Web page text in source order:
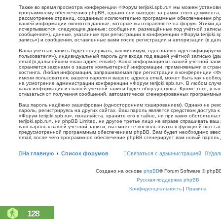
Также во время просмотра конференции «Форум terijoki.spb.ru» мы можем
программному обеспечению phpBB, однако они выходят за рамки этого документа,
рассмотрение страниц, созданных исключительно программным обеспечением
вашей информации являются данные, которые вы отправляете на форум. Этими
исчерпываются, следующие данные: сообщения, размещённые под учётной
сообщения»), данные, указанные при регистрации в конференции «Форум
запись») и сообщения, оставленные вами после регистрации и авторизации (в
Ваша учётная запись будет содержать, как минимум, однозначно
пользователя»), индивидуальный пароль для входа под вашей учётной записью
email (в дальнейшем «ваш адрес email»). Ваша информация из вашей учётной
охраняется законами о защите компьютерной информации, применяемыми в
хостинга. Любая информация, запрашиваемая при регистрации в конференции
имени пользователя, вашего пароля и вашего адреса email, может быть как
на усмотрение администрации конференции «Форум terijoki.spb.ru». В любом
какая информация из вашей учётной записи будет общедоступна. Кроме того, у
отказаться от получения сообщений, автоматически сгенерированных
Ваш пароль надёжно зашифрован (односторонним хэшированием). Однако не
пароль, регистрируясь на других сайтах. Ваш пароль является средством
«Форум terijoki.spb.ru», пожалуйста, храните его в тайне, ни при каких
terijoki.spb.ru», ни phpBB Limited, ни другое третье лицо не вправе спрашивать
ваш пароль к вашей учётной записи, вы сможете воспользоваться функцией
предусмотренной программным обеспечением phpBB. Вам будет необходимо
email, после чего программное обеспечение phpBB сгенерирует вам новый
На главную Список форумов Связаться с администрацией
Создано на основе phpBB® Forum Software ©
Русская поддержка phpBB
Конфиденциальность | Правила
128